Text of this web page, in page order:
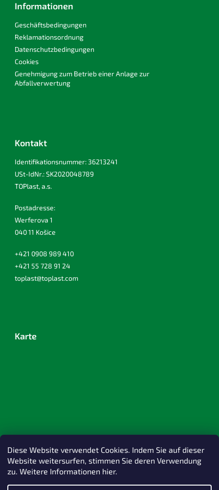
Diese Website verwendet Cookies. Indem Sie auf dieser
Website weitersurfen, stimmen Sie deren Verwendung
zu. Weitere Informationen hier.
Informationen
Geschäftsbedingungen
Reklamationsordnung
Datenschutzbedingungen
Cookies
Genehmigung zum Betrieb einer Anlage zur
Abfallverwertung
Kontakt
Identifikationsnummer: 36213241
USt-IdNr.: SK2020048789
TOPlast, a.s.
Postadresse:
Werferova 1
040 11 Košice
+421 0908 989 410
+421 55 728 91 24
toplast@toplast.com
Karte